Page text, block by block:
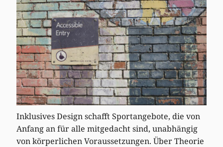
Inklusives Design schafft Sportangebote, die von
Anfang an für alle mitgedacht sind, unabhängig
von körperlichen Voraussetzungen. Über Theorie